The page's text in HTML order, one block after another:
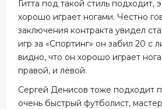
Гитта под такой стиль подходит,
хорошо играет ногами. Честно
заключения контракта увидел
игр за «Спортинг» он забил 20 с
видно, что он хорошо играет
правой, и левой.
Сергей Денисов тоже подходит
очень быстрый футболист,